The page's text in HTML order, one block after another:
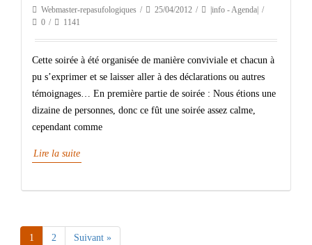
Webmaster-repasufologiques 25/04/2012
|info - Agenda|
0
1141
Cette soirée à été organisée de manière conviviale et chacun à
pu s’exprimer et se laisser aller à des déclarations ou autres
témoignages… En première partie de soirée : Nous étions une
dizaine de personnes, donc ce fût une soirée assez calme,
cependant comme
Lire la suite
1 2 Suivant »